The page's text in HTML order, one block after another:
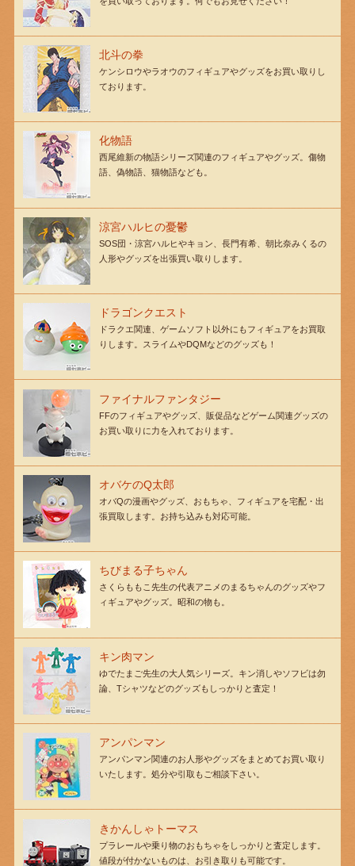
北斗の拳
ケンシロウやラオウのフィギュアやグッズをお買い取りし
ております。
化物語
西尾維新の物語シリーズ関連のフィギュアやグッズ。傷物
語、偽物語、猫物語なども。
涼宮ハルヒの憂鬱
SOS団・涼宮ハルヒやキョン、長門有希、朝比奈みくるの
人形やグッズを出張買い取りします。
ドラゴンクエスト
ドラクエ関連、ゲームソフト以外にもフィギュアをお買取
りします。スライムやDQMなどのグッズも！
ファイナルファンタジー
FFのフィギュアやグッズ、販促品などゲーム関連グッズの
お買い取りに力を入れております。
オバケのQ太郎
オバQの漫画やグッズ、おもちゃ、フィギュアを宅配・出
張買取します。お持ち込みも対応可能。
ちびまる子ちゃん
さくらももこ先生の代表アニメのまるちゃんのグッズやフ
ィギュアやグッズ。昭和の物も。
キン肉マン
ゆでたまご先生の大人気シリーズ。キン消しやソフビは勿
論、Tシャツなどのグッズもしっかりと査定！
アンパンマン
アンパンマン関連のお人形やグッズをまとめてお買い取り
いたします。処分や引取もご相談下さい。
きかんしゃトーマス
プラレールや乗り物のおもちゃをしっかりと査定します。
値段が付かないものは、お引き取りも可能です。